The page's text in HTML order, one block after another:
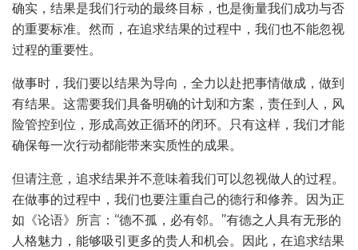
确实，结果是我们行动的最终目标，也是衡量我们成功与否
的重要标准。然而，在追求结果的过程中，我们也不能忽视
过程的重要性。
做事时，我们要以结果为导向，全力以赴把事情做成，做到
有结果。这需要我们具备明确的计划和方案，责任到人，风
险管控到位，形成高效正循环的闭环。只有这样，我们才能
确保每一次行动都能带来实质性的成果。
但请注意，追求结果并不意味着我们可以忽视做人的过程。
在做事的过程中，我们也要注重自己的德行和修养。因为正
如《论语》所言：“德不孤，必有邻。”有德之人具有无形的
人格魅力，能够吸引更多的贵人和机会。因此，在追求结果